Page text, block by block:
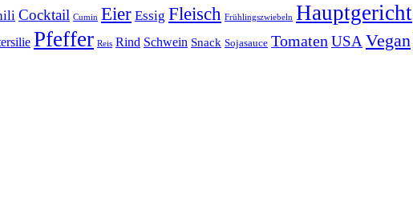
Cocktail Cumin Eier Essig Fleisch Frühlingszwiebeln Hauptgericht
Pfeffer Reis Rind Schwein Snack Sojasauce Tomaten USAVegan